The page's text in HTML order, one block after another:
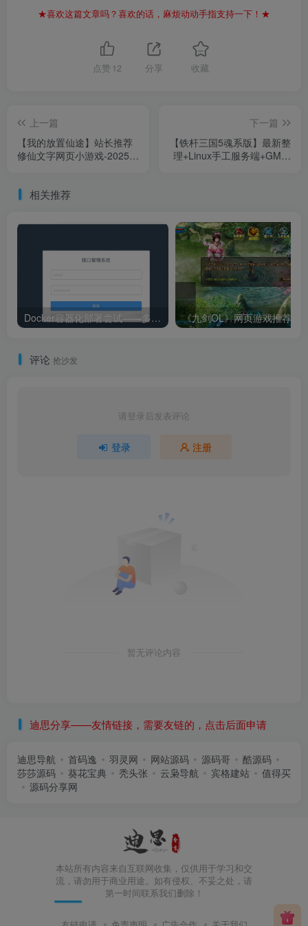
★喜欢这篇文章吗？喜欢的话，麻烦动动手指支持一下！★
点赞 12 分享 收藏
上一篇
【我的放置仙途】站长推荐
修仙文字网页小游戏-2025年
下一篇
【铁杆三国5魂系版】最新整
理+Linux手工服务端+GM授
相关推荐
Docker容器化部署尝试——多容器通信(node+mongoDB+nginx)
评论 抢沙发
请登录后发表评论
登录 注册
暂无评论内容
迪思分享——友情链接，需要友链的，点击后面申请
迪思导航 首码逸 羽灵网 网站源码 源码哥
酷源码
莎莎源码
葵花宝典 秃头张 云枭导航 宾格建站
值得买
源码分享网
本站所有内容来自互联网收集，仅供用于学习和交
流，请勿用于商业用途。如有侵权、不妥之处，请
第一时间联系我们删除！